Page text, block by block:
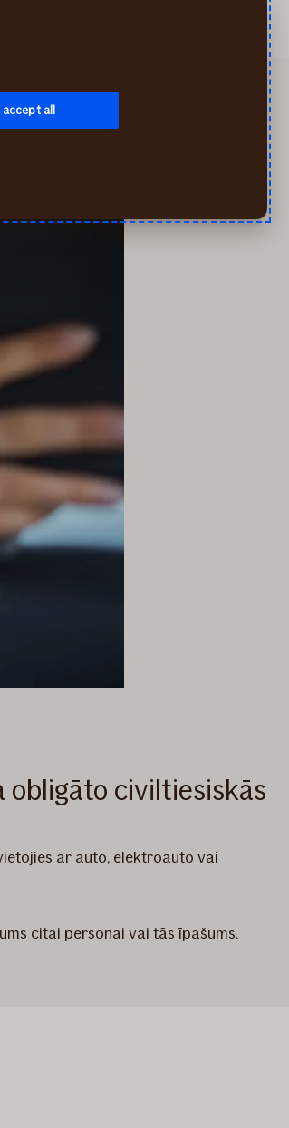
obligāto civiltiesiskās
ar auto, elektroauto vai
citai personai vai tās īpašums.
accept all